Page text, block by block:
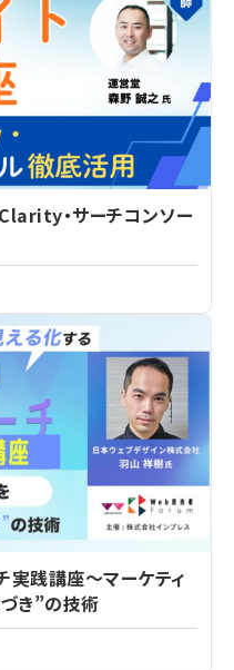
・サーチコンソー
実践講座～マーケティ
き”の技術